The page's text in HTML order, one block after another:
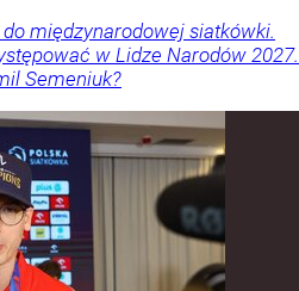
międzynarodowej siatkówki.
w Lidze Narodów 2027.
Semeniuk?